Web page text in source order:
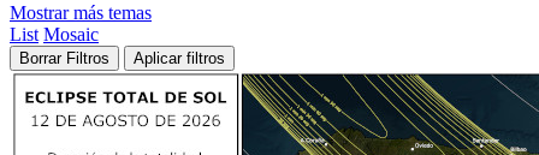
Mostrar más temas
List Mosaic
Borrar Filtros Aplicar filtros